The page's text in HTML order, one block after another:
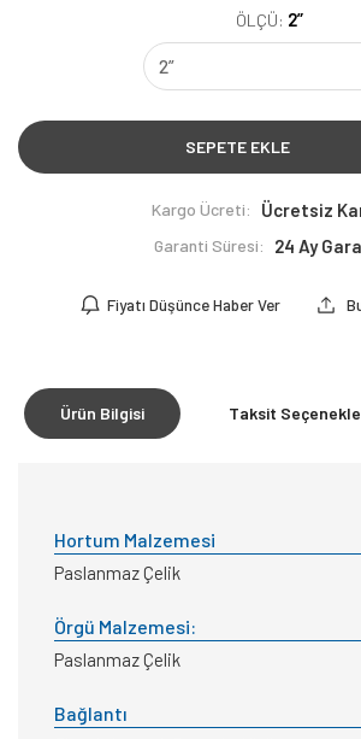
ÖLÇÜ: 2”
SEPETE EKLE
Kargo Ücreti: Ücretsiz
Garanti Süresi: 24 Ay
Fiyatı Düşünce Haber Ver
Ürün Bilgisi Taksit
Hortum Malzemesi
Paslanmaz Çelik
Örgü Malzemesi:
Paslanmaz Çelik
Bağlantı